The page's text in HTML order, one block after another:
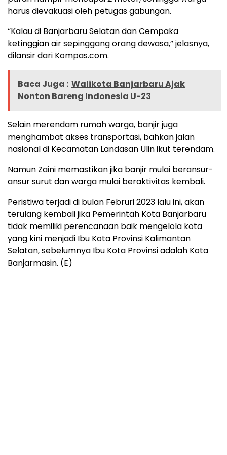
harus dievakuasi oleh petugas gabungan.
“Kalau di Banjarbaru Selatan dan Cempaka
ketinggian air sepinggang orang dewasa,” jelasnya,
dilansir dari Kompas.com.
Baca Juga : Walikota Banjarbaru Ajak
Nonton Bareng Indonesia U-23
Selain merendam rumah warga, banjir juga
menghambat akses transportasi, bahkan jalan
nasional di Kecamatan Landasan Ulin ikut terendam.
Namun Zaini memastikan jika banjir mulai beransur-
ansur surut dan warga mulai beraktivitas kembali.
Peristiwa terjadi di bulan Februri 2023 lalu ini, akan
terulang kembali jika Pemerintah Kota Banjarbaru
tidak memiliki perencanaan baik mengelola kota
yang kini menjadi Ibu Kota Provinsi Kalimantan
Selatan, sebelumnya Ibu Kota Provinsi adalah Kota
Banjarmasin. (E)